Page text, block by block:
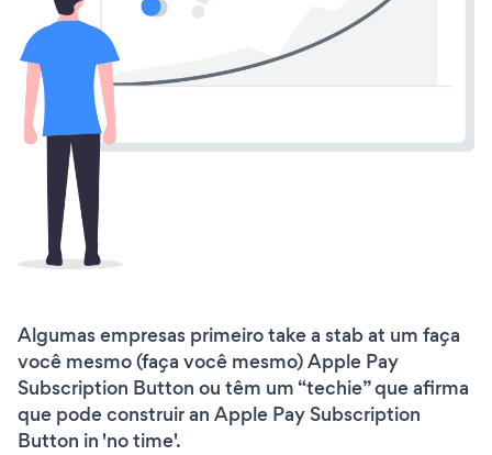
Algumas empresas primeiro take a stab at um faça
você mesmo (faça você mesmo) Apple Pay
Subscription Button ou têm um “techie” que afirma
que pode construir an Apple Pay Subscription
Button in 'no time'.